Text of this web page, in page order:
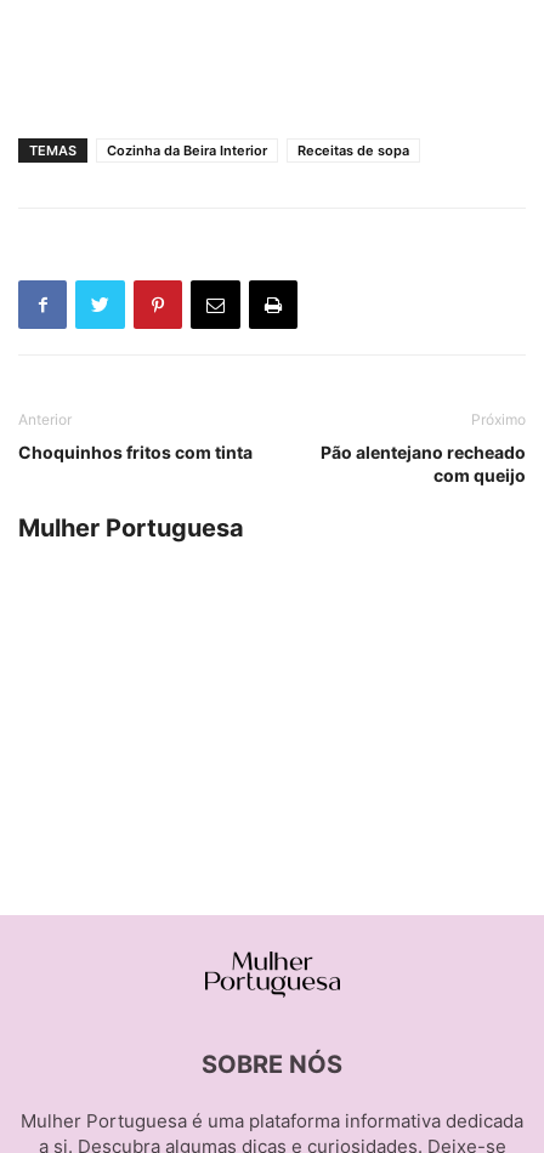
TEMAS Cozinha da Beira Interior Receitas de sopa
Anterior
Choquinhos fritos com tinta
Próximo
Pão alentejano recheado
com queijo
Mulher Portuguesa
SOBRE NÓS
Mulher Portuguesa é uma plataforma informativa dedicada
a si. Descubra algumas dicas e curiosidades. Deixe-se